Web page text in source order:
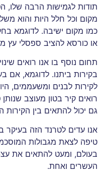
תודות לגמישות הרבה שלו,
מקום וכל חלל היות והוא
כמו מקום ישיבה. לדוגמא
או כורסא להציב ספסלי עץ
תחום נוסף בו אנו רואים
בקירות ביתנו. לדוגמא, אם
לקירות לבנים ומשעממים,
רואים קיר בטון מעוצב
גם יכול להתאים בין
אנו עדים לטרנד הזה בעיקר
טיפה לצאת מגבולות
בעולם, ומעט להתאים את
העשרים ואחת.